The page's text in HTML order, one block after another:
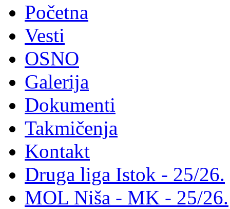
Početna
Vesti
OSNO
Galerija
Dokumenti
Takmičenja
Kontakt
Druga liga Istok - 25/26.
MOL Niša - MK - 25/26.